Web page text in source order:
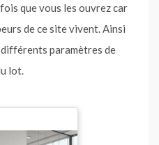
que vous les ouvrez car
de ce site vivent. Ainsi
paramètres de
lot.